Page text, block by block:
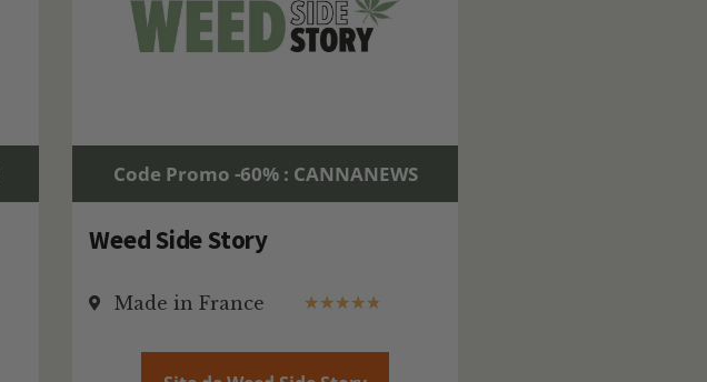
Code Promo -60% : CANNANEWS
Weed Side Story
Made in France ★★★★★